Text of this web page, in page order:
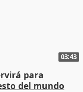
03:43
para
del mundo